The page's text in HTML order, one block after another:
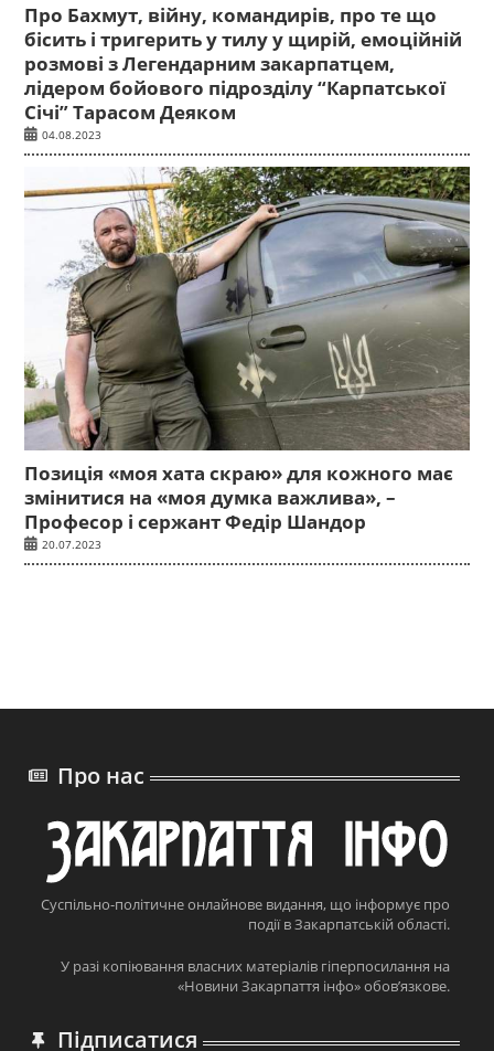
Про Бахмут, війну, командирів, про те що
бісить і тригерить у тилу у щирій, емоційній
розмові з Легендарним закарпатцем,
лідером бойового підрозділу “Карпатської
Січі” Тарасом Деяком
04.08.2023
Позиція «моя хата скраю» для кожного має
змінитися на «моя думка важлива», –
Професор і сержант Федір Шандор
20.07.2023
Про нас
Суспільно-політичне онлайнове видання, що інформує про
події в Закарпатській області.
У разі копіювання власних матеріалів гіперпосилання на
«Новини Закарпаття інфо» обов’язкове.
Підписатися